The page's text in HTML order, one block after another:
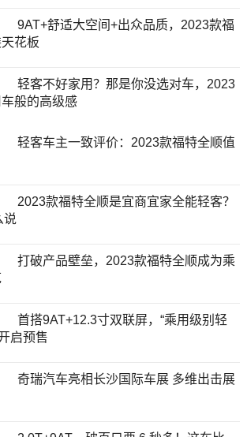
9AT+舒适大空间+出众品质，2023款福
花板
轻客不好家用？那是你没选对车，2023
般的高级感
轻客车主一致评价：2023款福特全顺值
2023款福特全顺是宜商宜家全能轻客？
说
打破产品壁垒，2023款福特全顺成为乘
首搭9AT+12.3寸双联屏，“乘用级别轻
启预售
奇瑞汽车亮相长沙国际车展 多维出击展